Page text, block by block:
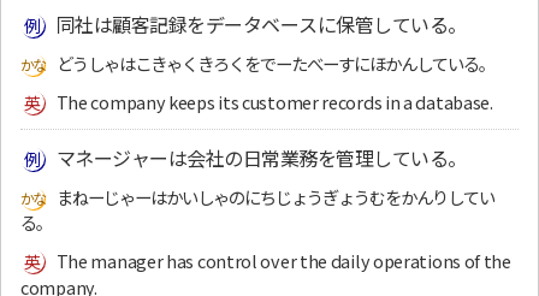
同社は顧客記録をデータベースに保管している。
どうしゃはこきゃくきろくをでーたべーすにほかんしている。
The company keeps its customer records in a database.
マネージャーは会社の日常業務を管理している。
まねーじゃーはかいしゃのにちじょうぎょうむをかんりしてい
る。
The manager has control over the daily operations of the
company.